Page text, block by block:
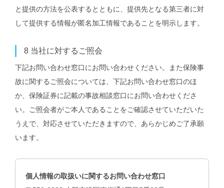
と提供の方法を公表するとともに、提供先となる第三者に対
して提供する情報が匿名加工情報であることを明示します。
8 当社に対するご照会
下記お問い合わせ窓口にお問い合わせください。また保険事
故に関するご照会については、下記お問い合わせ窓口のほ
か、保険証券に記載の事故相談窓口にお問い合わせくださ
い。ご照会者がご本人であることをご確認させていただいた
うえで、対応させていただきますので、あらかじめご了承願
います。
個人情報の取扱いに関するお問い合わせ窓口